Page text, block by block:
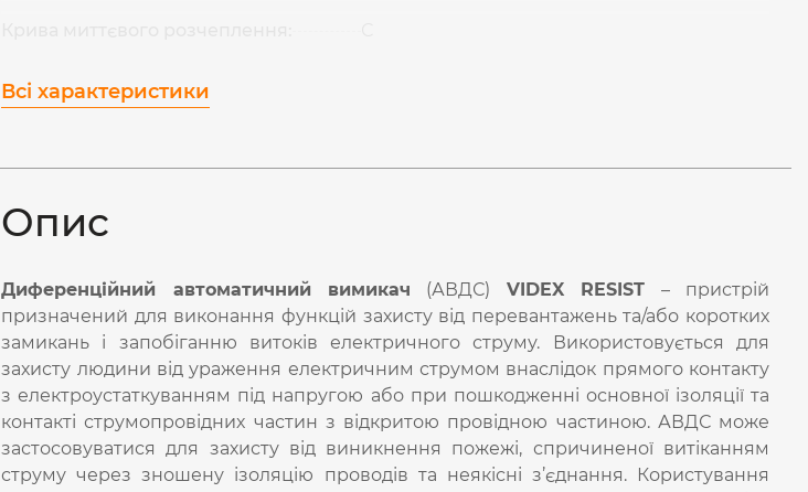
Всі характеристики
Опис
Диференційний автоматичний вимикач (АВДС) VIDEX RESIST – пристрій
призначений для виконання функцій захисту від перевантажень та/або коротких
замикань і запобіганню витоків електричного струму. Використовується для
захисту людини від ураження електричним струмом внаслідок прямого контакту
з електроустаткуванням під напругою або при пошкодженні основної ізоляції та
контакті струмопровідних частин з відкритою провідною частиною. АВДС може
застосовуватися для захисту від виникнення пожежі, спричиненої витіканням
струму через зношену ізоляцію проводів та неякісні з’єднання. Користування